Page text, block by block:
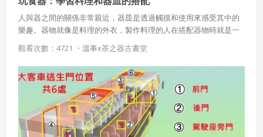
人與器之間的關係非常親近，器皿是透過觸摸和使用來感受其中的
樂趣。器物就像是料理的外衣，製作料理的人在搭配器物時就是一
種享受的過程，讓料理展現美麗的姿態或許就是最大的滿足。本篇
教你如何選擇器皿與料理的搭配。
觀看次數：4721 ・ 溫事x茶之器古書堂
六、終止
本合約。
本合約終止後，會員不得對吉寶系統公司主張任何費用、補
償或賠償。
七、合意管轄
雙方合意專以臺灣臺北地方法院為第一審管轄法